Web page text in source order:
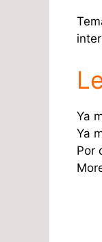
Ya
Ya
Por